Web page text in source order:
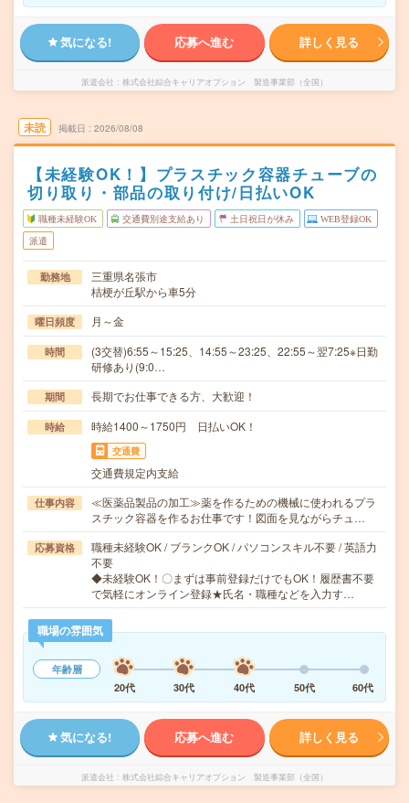
気になる! 応募へ進む 詳しく見る
派遣会社 株式会社綜合キャリアオプション 製造事業部（全国）
未読 掲載日 2026/08/08
【未経験OK！】プラスチック容器チューブの
切り取り・部品の取り付け/日払いOK
職種未経験OK 交通費別途支給あり 土日祝日が休み WEB登録OK
派遣
勤務地
三重県名張市
桔梗が丘駅から車5分
曜日頻度 月～金
時間
(3交替)6:55～15:25、14:55～23:25、22:55～翌7:25※日勤
研修あり(9:0…
期間 長期でお仕事できる方、大歓迎！
時給 時給1400～1750円 日払いOK！
交通費
交通費規定内支給
仕事内容
≪医薬品製品の加工≫薬を作るための機械に使われるプラ
スチック容器を作るお仕事です！図面を見ながらチュ…
応募資格
職種未経験OK / ブランクOK / パソコンスキル不要 / 英語力
不要
◆未経験OK！〇まずは事前登録だけでもOK！履歴書不要
で気軽にオンライン登録★氏名・職種などを入力す…
職場の雰囲気
年齢層
20代
30代 40代 50代 60代
気になる! 応募へ進む 詳しく見る
派遣会社 株式会社綜合キャリアオプション 製造事業部（全国）